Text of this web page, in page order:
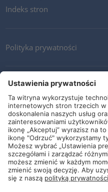
Indeks stron
Polityka prywatności
Kontakt
Newsletter
Ogólne warunki i dostawy
Wytyczne i zobowiązania